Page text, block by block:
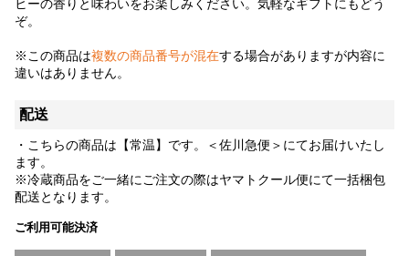
ヒーの香りと味わいをお楽しみください。気軽なギフトにもどう
ぞ。
※この商品は複数の商品番号が混在する場合がありますが内容に
違いはありません。
配送
・こちらの商品は【常温】です。＜佐川急便＞にてお届けいたし
ます。
※冷蔵商品をご一緒にご注文の際はヤマトクール便にて一括梱包
配送となります。
ご利用可能決済